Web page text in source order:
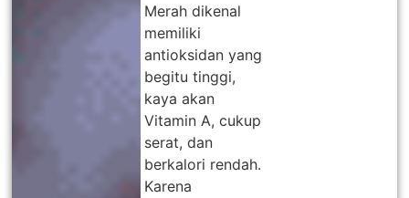
Merah dikenal
memiliki
antioksidan yang
begitu tinggi,
kaya akan
Vitamin A, cukup
serat, dan
berkalori rendah.
Karena